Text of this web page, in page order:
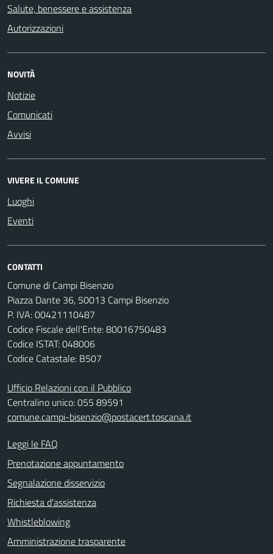
Salute, benessere e assistenza
Autorizzazioni
NOVITÀ
Notizie
Comunicati
Avvisi
VIVERE IL COMUNE
Luoghi
Eventi
CONTATTI
Comune di Campi Bisenzio
Piazza Dante 36, 50013 Campi Bisenzio
P. IVA: 00421110487
Codice Fiscale dell'Ente: 80016750483
Codice ISTAT: 048006
Codice Catastale: B507
Ufficio Relazioni con il Pubblico
Centralino unico: 055 89591
comune.campi-bisenzio@postacert.toscana.it
Leggi le FAQ
Prenotazione appuntamento
Segnalazione disservizio
Richiesta d'assistenza
Whistleblowing
Amministrazione trasparente